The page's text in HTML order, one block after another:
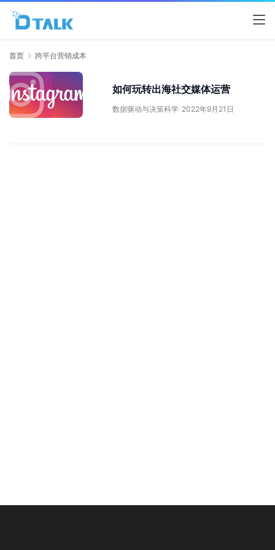
首页 跨平台营销成本
如何玩转出海社交媒体运营
数据驱动与决策科学 2022年9月21日